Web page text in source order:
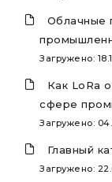
Облачные
Загружено:
Как LoRa
сфере
Загружено:
Главный
Загружено: